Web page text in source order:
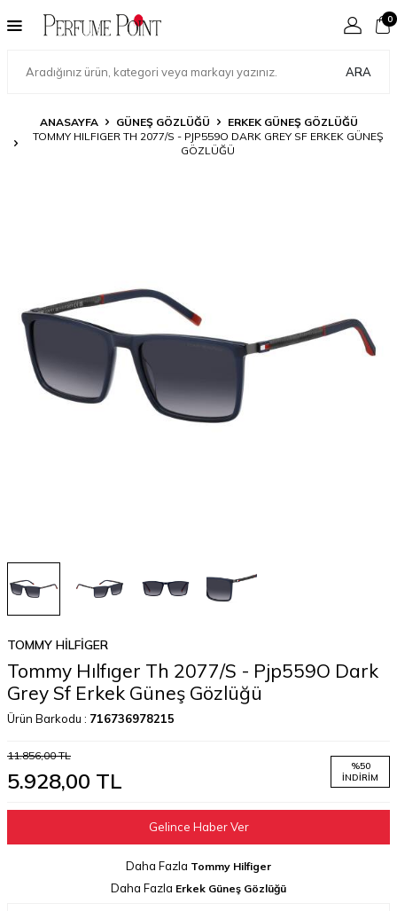
ARA
0
ANASAYFA GÜNEŞ GÖZLÜĞÜ
ERKEK GÜNEŞ GÖZLÜĞÜ
TOMMY HILFIGER TH 2077/S - PJP559O DARK GREY SF ERKEK GÜNEŞ
GÖZLÜĞÜ
TOMMY HILFIGER
Tommy Hılfıger Th 2077/S - Pjp559O Dark
Grey Sf Erkek Güneş Gözlüğü
Ürün Barkodu : 716736978215
11.856,00TL
5.928,00 TL
%50
İNDIRIM
Gelince Haber Ver
Daha Fazla Tommy Hilfiger
Daha Fazla Erkek Güneş Gözlüğü